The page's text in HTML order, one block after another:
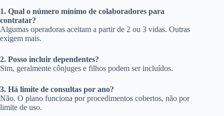
1. Qual o número mínimo de colaboradores para
contratar?
Algumas operadoras aceitam a partir de 2 ou 3 vidas. Outras
exigem mais.
2. Posso incluir dependentes?
Sim, geralmente cônjuges e filhos podem ser incluídos.
3. Há limite de consultas por ano?
Não. O plano funciona por procedimentos cobertos, não por
limite de uso.